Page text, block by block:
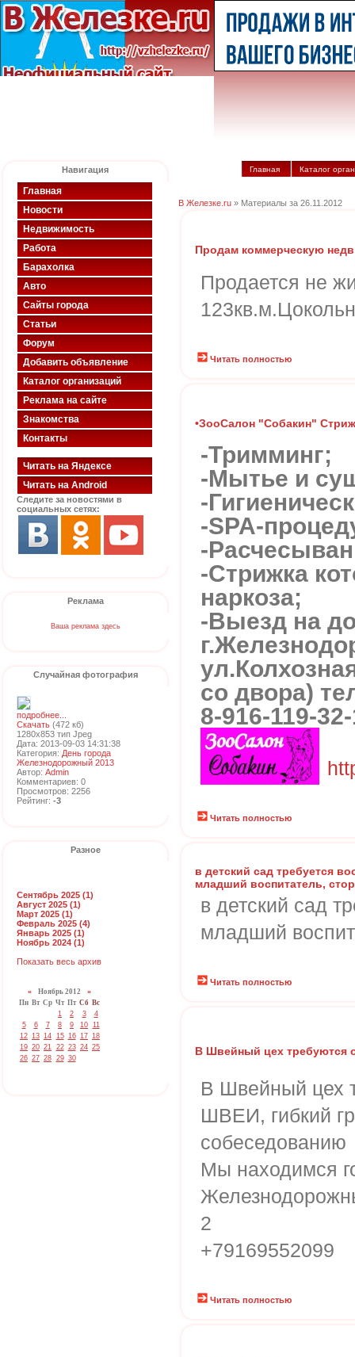
Навигация
Главная
Новости
Недвижимость
Работа
Барахолка
Авто
Сайты города
Статьи
Форум
Добавить объявление
Каталог организаций
Реклама на сайте
Знакомства
Контакты
Читать на Яндексе
Читать на Android
Следите за новостями в
социальных сетях:
Реклама
Ваша реклама здесь
Случайная фотография
подробнее...
Скачать (472 кб)
1280x853 тип Jpeg
Дата: 2013-09-03 14:31:38
Категория: День города
Железнодорожный 2013
Автор: Admin
Комментариев: 0
Просмотров: 2256
Рейтинг: -3
Разное
Сентябрь 2025 (1)
Август 2025 (1)
Март 2025 (1)
Февраль 2025 (4)
Январь 2025 (1)
Ноябрь 2024 (1)
Показать весь архив
« Ноябрь 2012 »
Пн Вт Ср Чт Пт Сб Вс
1
2 3
4
5
6 7 8 9 10 11
12 13 14 15 16 17 18
19 20 21 22 23 24 25
26 27 28 29 30
Главная Каталог
В Железке.ru » Материалы за 26.11.2012
Продам коммерческую
Продается не
Читать полностью
•ЗооСалон "Собакин"
-Тримминг;
-Мытье и
-
-SPA-
-
-Стрижка
наркоза;
-Выезд на
со двора)
8-916-119-
Читать полностью
в детский сад требуется
младший воспитатель,
в детский сад
младший
Читать полностью
В Швейный цех
В Швейный цех
ШВЕИ, гибкий
собеседованию
Мы находимся
2
+79169552099
Читать полностью